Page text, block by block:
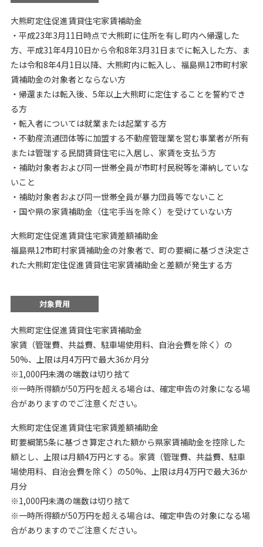
大熊町定住促進賃貸住宅家賃補助金
・平成23年3月11日時点で大熊町に住所を有し町内へ帰還した
方、平成31年4月10日から令和8年3月31日までに転入した方、ま
たは令和8年4月1日以降、大熊町内に転入し、福島県12市町村家
賃補助金の対象者とならない方
・帰還または転入後、5年以上大熊町に定住することを誓約でき
る方
・転入者については就業または起業する方
・不動産流通団体等に加盟する不動産管理業を営む事業者が所有
または管理する民間賃貸住宅に入居し、家賃を支払う方
・補助対象者および同一世帯全員が市町村民税等を滞納していな
いこと
・補助対象者および同一世帯全員が暴力団員等でないこと
・国や県の家賃補助金（住宅手当を除く）を受けていない方
大熊町定住促進賃貸住宅家賃差額補助金
福島県12市町村家賃補助金の対象者で、町の要綱に基づき決定さ
れた大熊町定住促進賃貸住宅家賃補助金と差額が発生する方
対象費用
大熊町定住促進賃貸住宅家賃補助金
家賃（管理費、共益費、駐車場使用料、自治会費を除く）の
50%、上限は月4万円で最大36か月分
※1,000円未満の端数は切り捨て
※一時所得額が50万円を超える場合は、確定申告の対象になる場
合がありますのでご注意ください。
大熊町定住促進賃貸住宅家賃差額補助金
町要綱第5条に基づき算定された額から県家賃補助金を控除した
額とし、上限は月額4万円とする。家賃（管理費、共益費、駐車
場使用料、自治会費を除く）の50%、上限は月4万円で最大36か
月分
※1,000円未満の端数は切り捨て
※一時所得額が50万円を超える場合は、確定申告の対象になる場
合がありますのでご注意ください。